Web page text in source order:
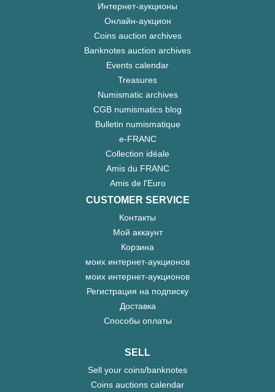
Интернет-аукционы
Онлайн-аукцион
Coins auction archives
Banknotes auction archives
Events calendar
Treasures
Numismatic archives
CGB numismatics blog
Bulletin numismatique
e-FRANC
Collection idéale
Amis du FRANC
Amis de l'Euro
CUSTOMER SERVICE
Контакты
Мой аккаунт
Корзина
моих интернет-аукционов
моих интернет-аукционов
Регистрация на подписку
Доставка
Способы оплаты
SELL
Sell your coins/banknotes
Coins auctions calendar